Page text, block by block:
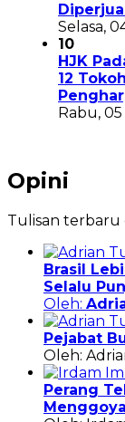
Selasa,
10
HJK
12
Rabu,
Opini
Tulisan
Brasil
Selalu
Oleh:
Pejabat
Oleh:
Perang